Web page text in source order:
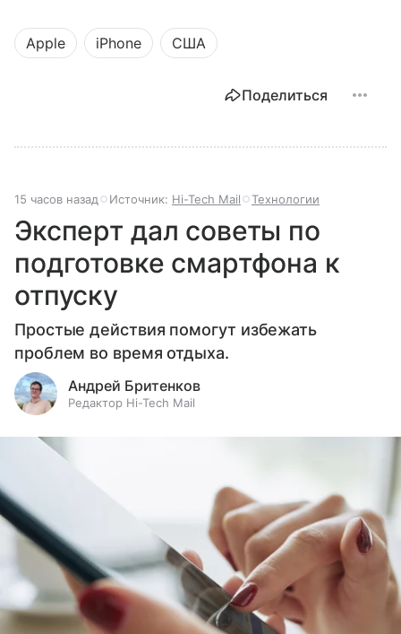
Apple iPhone США
Поделиться
15 часов назад Источник: Hi-Tech Mail Технологии
Эксперт дал советы по
подготовке смартфона к
отпуску
Простые действия помогут избежать
проблем во время отдыха.
Андрей Бритенков
Редактор Hi-Tech Mail